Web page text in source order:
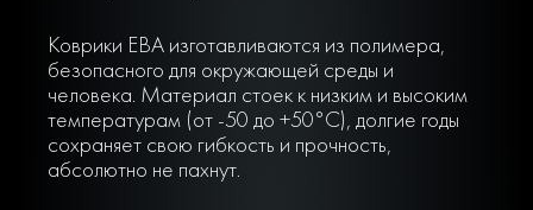
Коврики ЕВА изготавливаются из полимера,
безопасного для окружающей среды и
человека. Материал стоек к низким и высоким
температурам (от -50 до +50°С), долгие годы
сохраняет свою гибкость и прочность,
абсолютно не пахнут.